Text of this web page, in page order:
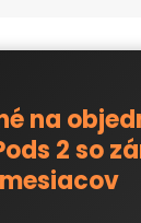
na
2 so
mesiacov